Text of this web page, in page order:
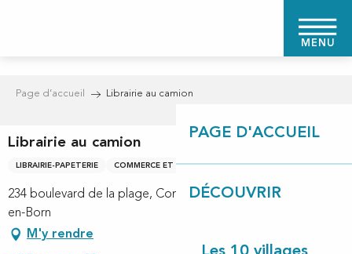
MENU
PAGE D'ACCUEIL
DÉCOUVRIR
Page d’accueil Librairie au camion
Librairie au camion
LIBRAIRIE-PAPETERIE COMMERCE ET SERVICE
234 boulevard de la plage, Contis-Plage, 40170 Saint-Julien-
en-Born
M'y rendre